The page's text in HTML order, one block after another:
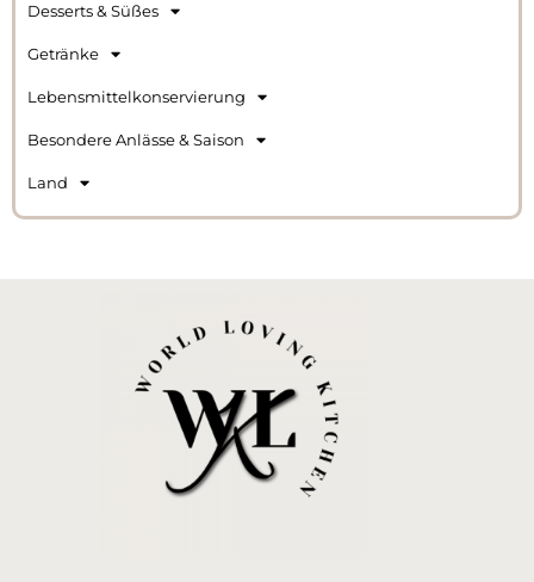
Desserts & Süßes
Getränke
Lebensmittelkonservierung
Besondere Anlässe & Saison
Land